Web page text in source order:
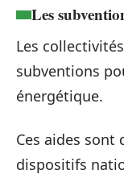
Les
Les
subventions
énergétique.
Ces aides sont
dispositifs